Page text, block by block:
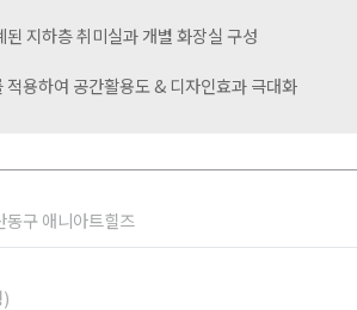
지하층 취미실과 개별 화장실 구성
적용하여 공간활용도 & 디자인효과 극대화
동구 애니아트힐즈